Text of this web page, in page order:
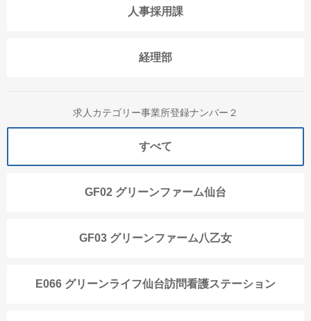
人事採用課
経理部
求人カテゴリー事業所登録ナンバー２
すべて
GF02 グリーンファーム仙台
GF03 グリーンファーム八乙女
E066 グリーンライフ仙台訪問看護ステーション